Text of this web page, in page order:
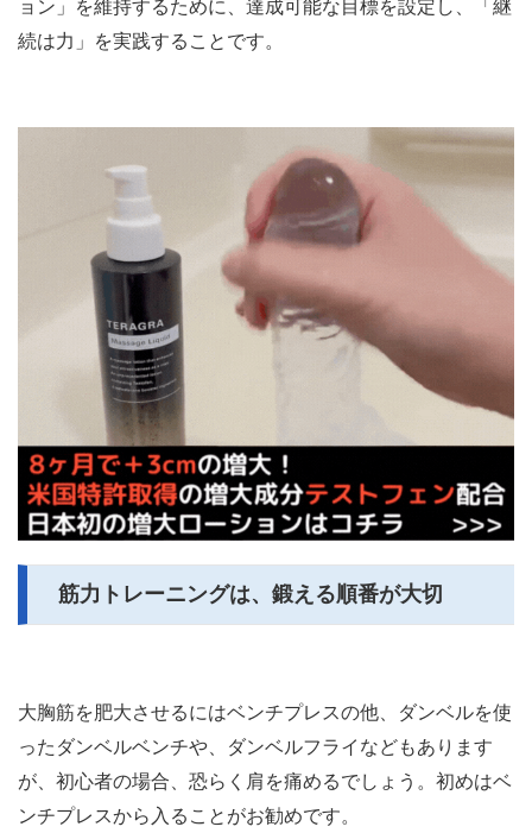
ョン」を維持するために、達成可能な目標を設定し、「継
続は力」を実践することです。
筋力トレーニングは、鍛える順番が大切
大胸筋を肥大させるにはベンチプレスの他、ダンベルを使
ったダンベルベンチや、ダンベルフライなどもあります
が、初心者の場合、恐らく肩を痛めるでしょう。初めはベ
ンチプレスから入ることがお勧めです。